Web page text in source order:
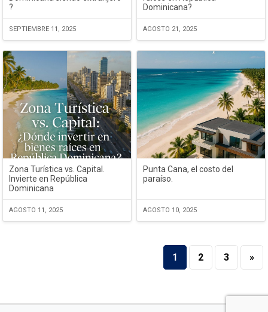
?
SEPTIEMBRE 11, 2025
Dominicana?
AGOSTO 21, 2025
Zona Turística vs. Capital.
Invierte en República
Dominicana
AGOSTO 11, 2025
Punta Cana, el costo del
paraíso.
AGOSTO 10, 2025
1 2 3 »